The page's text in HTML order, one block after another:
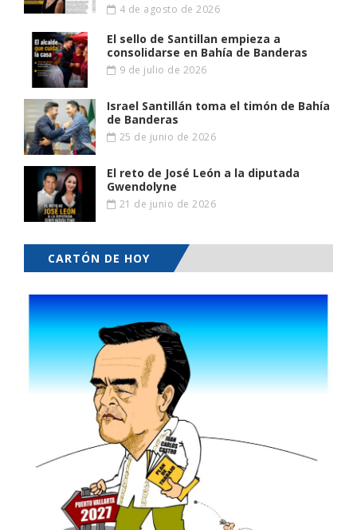
4 de agosto de 2026
El sello de Santillan empieza a
consolidarse en Bahía de Banderas
9 de julio de 2026
Israel Santillán toma el timón de Bahía
de Banderas
25 de junio de 2026
El reto de José León a la diputada
Gwendolyne
21 de junio de 2026
CARTÓN DE HOY